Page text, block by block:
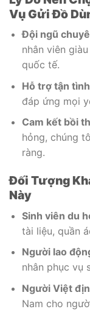
Vụ Gửi Đồ
Đội ngũ
nhân viên
quốc tế.
Hỗ trợ tận tình
đáp ứng mọi
Cam kết bồi
hỏng, chúng
ràng.
Đối Tượng
Này
Sinh viên du
tài liệu, quần
Người lao
nhân phục vụ
Người Việt
Nam cho